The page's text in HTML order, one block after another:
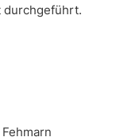
durchgeführt.